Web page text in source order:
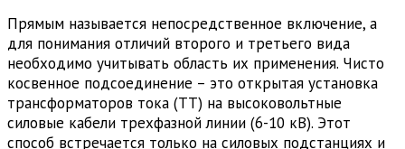
Прямым называется непосредственное включение, а
для понимания отличий второго и третьего вида
необходимо учитывать область их применения. Чисто
косвенное подсоединение – это открытая установка
трансформаторов тока (ТТ) на высоковольтные
силовые кабели трехфазной линии (6-10 кВ). Этот
способ встречается только на силовых подстанциях и